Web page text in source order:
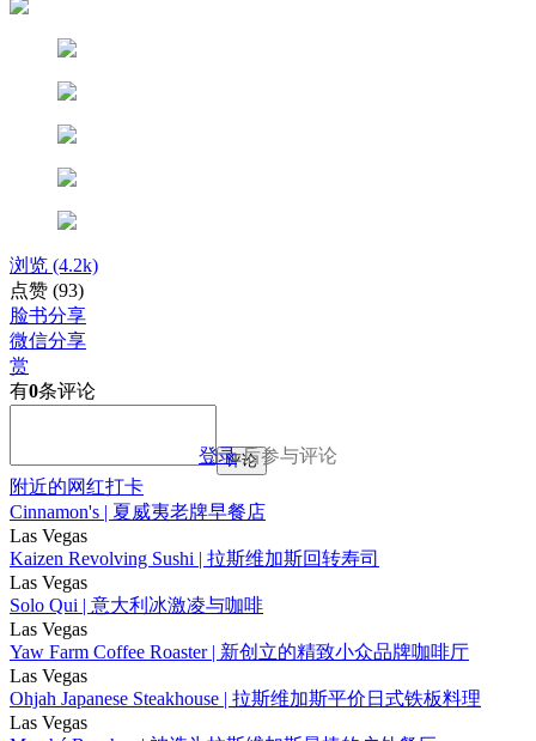
浏览 (4.2k)
点赞 (93)
脸书分享
微信分享
赏
有0条评论
登录后参与评论
评论
附近的网红打卡
Cinnamon's | 夏威夷老牌早餐店
Las Vegas
Kaizen Revolving Sushi | 拉斯维加斯回转寿司
Las Vegas
Solo Qui | 意大利冰激凌与咖啡
Las Vegas
Yaw Farm Coffee Roaster | 新创立的精致小众品牌咖啡厅
Las Vegas
Ohjah Japanese Steakhouse | 拉斯维加斯平价日式铁板料理
Las Vegas